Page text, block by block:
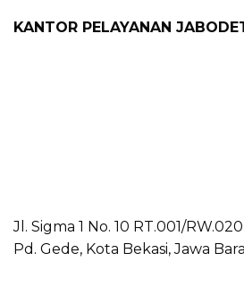
KANTOR PELAYANAN
Jl. Sigma 1 No. 10 RT.001/
Pd. Gede, Kota Bekasi, Jawa